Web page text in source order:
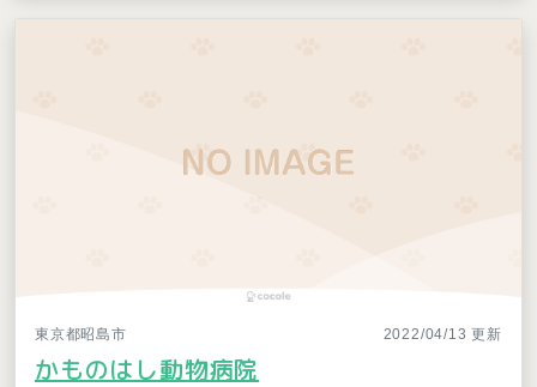
東京都昭島市 2022/04/13 更新
かものはし動物病院